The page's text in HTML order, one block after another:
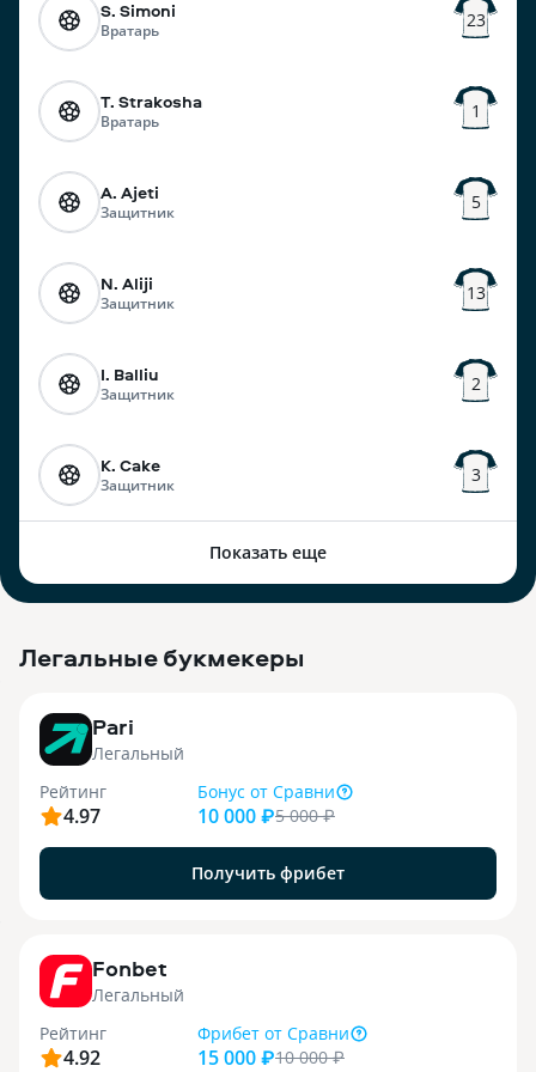
S. Simoni
Вратарь 23
T. Strakosha
Вратарь 1
A. Ajeti
Защитник 5
N. Aliji
Защитник 13
I. Balliu
Защитник 2
K. Cake
Защитник 3
Показать еще
Легальные букмекеры
Pari
Легальный
Рейтинг
4.97
Бонус от Сравни
10 000 ₽5 000₽
Получить фрибет
Fonbet
Легальный
Рейтинг
4.92
Фрибет от Сравни
15 000 ₽10 000₽